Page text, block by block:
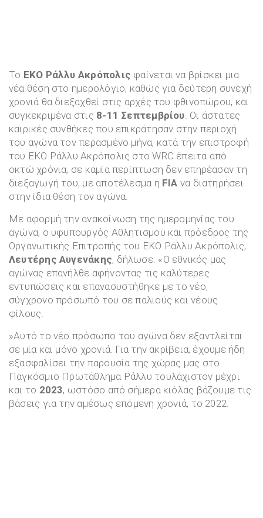
Το ΕΚΟ Ράλλυ Ακρόπολις φαίνεται να βρίσκει μια
νέα θέση στο ημερολόγιο, καθώς για δεύτερη συνεχή
χρονιά θα διεξαχθεί στις αρχές του φθινοπώρου, και
συγκεκριμένα στις 8-11 Σεπτεμβρίου . Οι άστατες
καιρικές συνθήκες που επικράτησαν στην περιοχή
του αγώνα τον περασμένο μήνα, κατά την επιστροφή
του ΕΚΟ Ράλλυ Ακρόπολις στο WRC έπειτα από
οκτώ χρόνια, σε καμία περίπτωση δεν επηρέασαν τη
διεξαγωγή του, με αποτέλεσμα η FIA να διατηρήσει
στην ίδια θέση τον αγώνα.
Με αφορμή την ανακοίνωση της ημερομηνίας του
αγώνα, ο υφυπουργός Αθλητισμού και πρόεδρος της
Οργανωτικής Επιτροπής του ΕΚΟ Ράλλυ Ακρόπολις,
Λευτέρης Αυγενάκης, δήλωσε: «Ο εθνικός μας
αγώνας επανήλθε αφήνοντας τις καλύτερες
εντυπώσεις και επανασυστήθηκε με το νέο,
σύγχρονο πρόσωπό του σε παλιούς και νέους
φίλους.
»Αυτό το νέο πρόσωπο του αγώνα δεν εξαντλείται
σε μία και μόνο χρονιά. Για την ακρίβεια, έχουμε ήδη
εξασφαλίσει την παρουσία της χώρας μας στο
Παγκόσμιο Πρωτάθλημα Ράλλυ τουλάχιστον μέχρι
και το 2023, ωστόσο από σήμερα κιόλας βάζουμε τις
βάσεις για την αμέσως επόμενη χρονιά, το 2022.